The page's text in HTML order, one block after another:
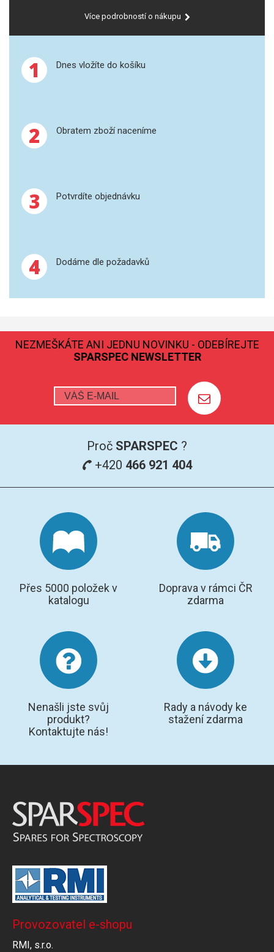
GRAFITOVÉ KELÍMKY
PŘÍSLUŠENSTVÍ PRO MS
SUBSTRÁTY
KALIBRACE
RAMAN
Více podrobností o nákupu
1 Dnes vložíte do košíku
2 Obratem zboží naceníme
3 Potvrdíte objednávku
4 Dodáme dle požadavků
NEZMEŠKÁTE ANI JEDNU NOVINKU - ODEBÍREJTE
SPARSPEC NEWSLETTER
Proč SPARSPEC ?
+420 466 921 404
Přes 5000 položek v
katalogu
Doprava v rámci ČR
zdarma
Nenašli jste svůj
produkt?
Kontaktujte nás!
Rady a návody ke
stažení zdarma
Provozovatel e-shopu
RMI, s.r.o.